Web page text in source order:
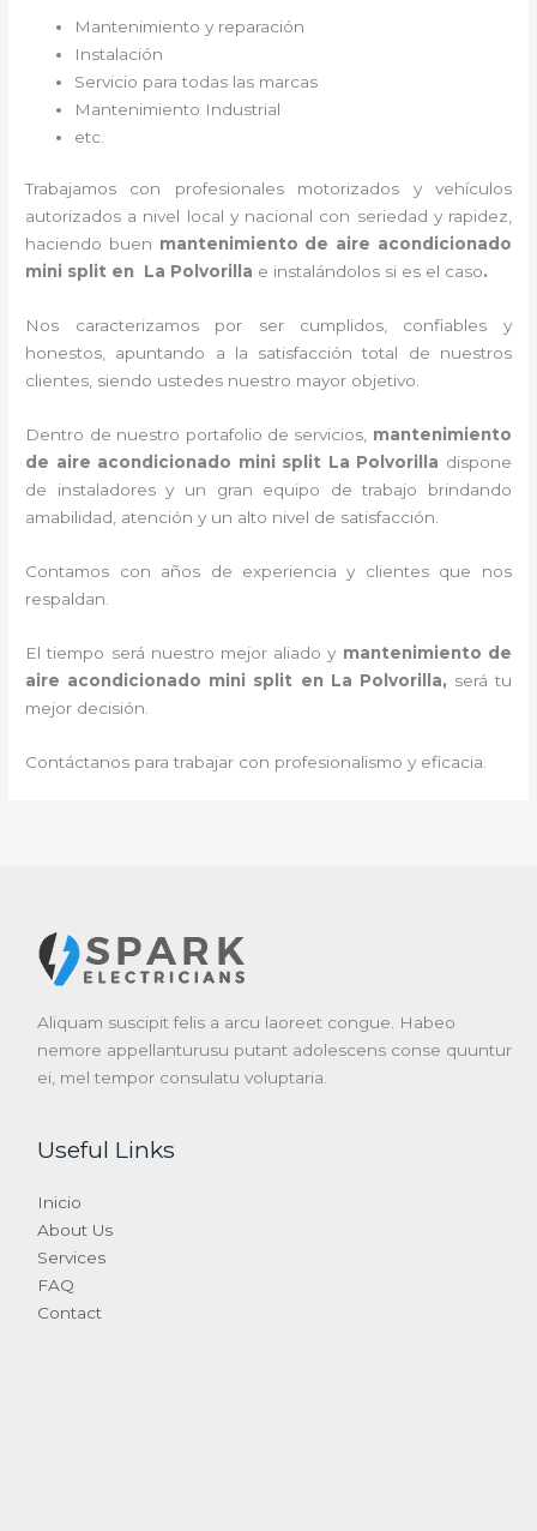
Mantenimiento y reparación
Instalación
Servicio para todas las marcas
Mantenimiento Industrial
etc.
Trabajamos con profesionales motorizados y vehículos
autorizados a nivel local y nacional con seriedad y rapidez,
haciendo buen mantenimiento de aire acondicionado
mini split en La Polvorilla e instalándolos si es el caso.
Nos caracterizamos por ser cumplidos, confiables y
honestos, apuntando a la satisfacción total de nuestros
clientes, siendo ustedes nuestro mayor objetivo.
Dentro de nuestro portafolio de servicios, mantenimiento
de aire acondicionado mini split La Polvorilla dispone
de instaladores y un gran equipo de trabajo brindando
amabilidad, atención y un alto nivel de satisfacción.
Contamos con años de experiencia y clientes que nos
respaldan.
El tiempo será nuestro mejor aliado y mantenimiento de
aire acondicionado mini split en La Polvorilla, será tu
mejor decisión.
Contáctanos para trabajar con profesionalismo y eficacia.
Aliquam suscipit felis a arcu laoreet congue. Habeo
nemore appellanturusu putant adolescens conse quuntur
ei, mel tempor consulatu voluptaria.
Useful Links
Inicio
About Us
Services
FAQ
Contact